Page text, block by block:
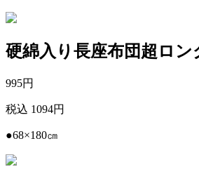
硬綿入り長座布団超ロン
995円
税込 1094円
●68×180㎝